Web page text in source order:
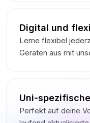
Digital und
Lerne flexibel
Geräten aus mit
Uni-
Perfekt auf deine